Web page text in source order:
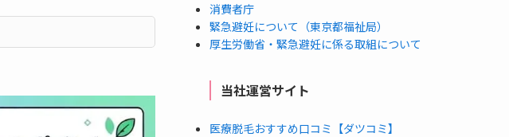
消費者庁
緊急避妊について（東京都福祉局）
厚生労働省・緊急避妊に係る取組について
当社運営サイト
医療脱毛おすすめ口コミ【ダツコミ】